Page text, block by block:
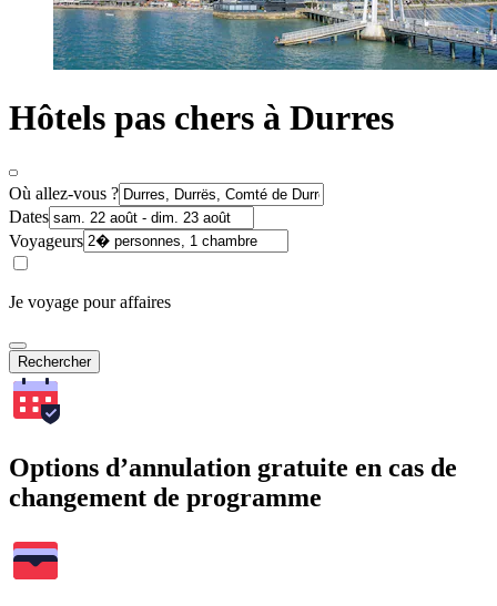
Hôtels pas chers à Durres
Où allez-vous ?
Dates
Voyageurs
Je voyage pour affaires
Rechercher
Options d’annulation gratuite en cas de
changement de programme